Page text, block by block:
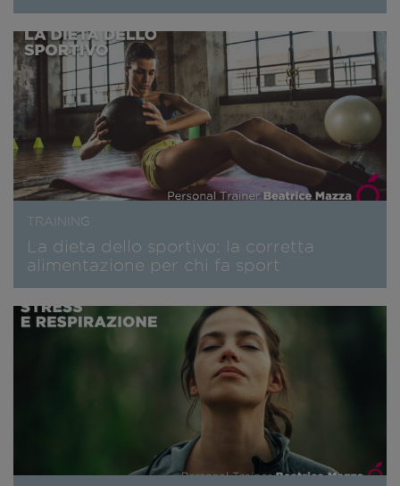
TRAINING
La dieta dello sportivo: la corretta
alimentazione per chi fa sport